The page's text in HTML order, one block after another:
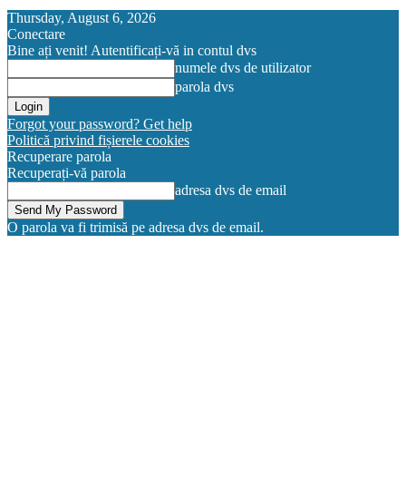
Thursday, August 6, 2026
Conectare
Bine ați venit! Autentificați-vă in contul dvs
numele dvs de utilizator
parola dvs
Forgot your password? Get help
Politică privind fișierele cookies
Recuperare parola
Recuperați-vă parola
adresa dvs de email
O parola va fi trimisă pe adresa dvs de email.